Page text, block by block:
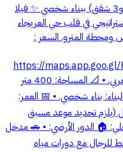
فرصة عقارية مميزة – فيلا سكنية (دور و3 شقق) ببناء شخصي ✨ فيلا
في قلب حي العريجاء
ومحطة المترو. السعر :
https://
🏷️ تفاصيل العقار • 📍 الحي: العريجاء الغربي. • 📐 المساحة: 400 متر
• 🏗️ نوع البناء: بناء شخصي. • 📅 العمر:
(يلزم تحديد موعد مسبق
🏠 الدور الأرضي: • 🚗 مدخل
مع دورات مياه